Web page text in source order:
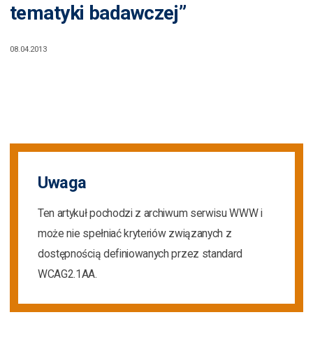
tematyki badawczej”
08.04.2013
Uwaga
Ten artykuł pochodzi z archiwum serwisu WWW i
może nie spełniać kryteriów związanych z
dostępnością definiowanych przez standard
WCAG2.1AA.